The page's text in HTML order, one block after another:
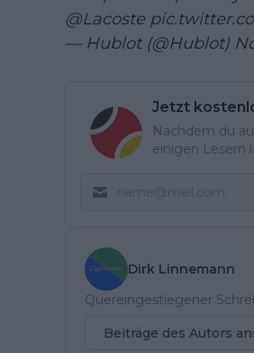
@Lacoste
— Hublot (@Hublot)
Jetzt
Nachdem du
einigen Lesern
Dirk Linnemann
Quereingestiegener
Beiträge des Autors